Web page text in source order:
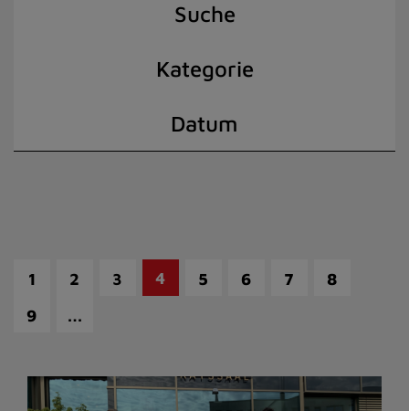
Suche
Kategorie
Datum
1 2 3 4 5 6 7
8
9
…